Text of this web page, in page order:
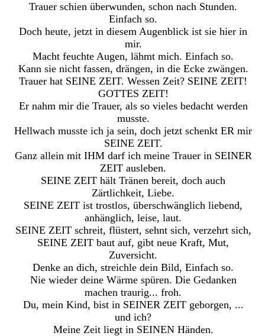
Trauer schien überwunden, schon nach Stunden.
Einfach so.
Doch heute, jetzt in diesem Augenblick ist sie hier in
mir.
Macht feuchte Augen, lähmt mich. Einfach so.
Kann sie nicht fassen, drängen, in die Ecke zwängen.
Trauer hat SEINE ZEIT. Wessen Zeit? SEINE ZEIT!
GOTTES ZEIT!
Er nahm mir die Trauer, als so vieles bedacht werden
musste.
Hellwach musste ich ja sein, doch jetzt schenkt ER mir
SEINE ZEIT.
Ganz allein mit IHM darf ich meine Trauer in SEINER
ZEIT ausleben.
SEINE ZEIT hält Tränen bereit, doch auch
Zärtlichkeit, Liebe.
SEINE ZEIT ist trostlos, überschwänglich liebend,
anhänglich, leise, laut.
SEINE ZEIT schreit, flüstert, sehnt sich, verzehrt sich,
SEINE ZEIT baut auf, gibt neue Kraft, Mut,
Zuversicht.
Denke an dich, streichle dein Bild, Einfach so.
Nie wieder deine Wärme spüren. Die Gedanken
machen traurig... froh.
Du, mein Kind, bist in SEINER ZEIT geborgen, ...
und ich?
Meine Zeit liegt in SEINEN Händen.